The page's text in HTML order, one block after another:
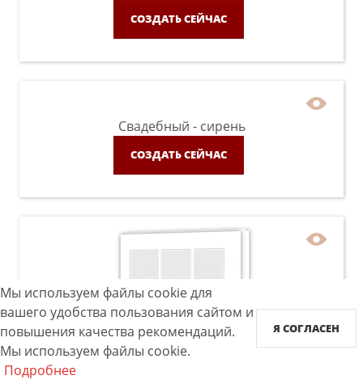
СОЗДАТЬ СЕЙЧАС
Свадебный - сирень
СОЗДАТЬ СЕЙЧАС
Мы используем файлы cookie для
вашего удобства пользования сайтом и
повышения качества рекомендаций.
Мы используем файлы cookie.
Подробнее
Я СОГЛАСЕН